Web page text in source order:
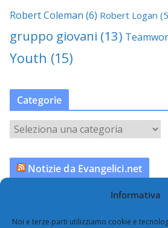
Informativa
Noi e terze parti utilizziamo cookie e
Robert Coleman (6) Robert Logan
gruppo giovani (13)
Youth (15)
Categorie
a
t
Notizie da Evangelici.net
Vance: una famiglia, due fedi
Scommesse, l’imbarazzo della